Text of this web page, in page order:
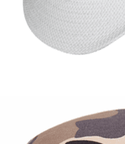
Εξαντλημένο
Καβουράκι